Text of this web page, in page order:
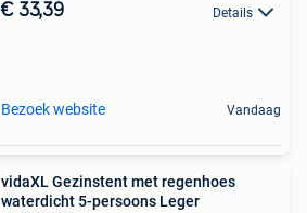
€ 33,39 Details
Bezoek website Vandaag
vidaXL Gezinstent met regenhoes
waterdicht 5-persoons Leger